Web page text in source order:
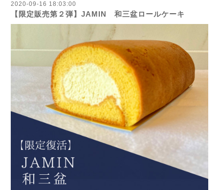
2020-09-16 18:03:00
【限定販売第２弾】JAMIN 和三盆ロールケーキ